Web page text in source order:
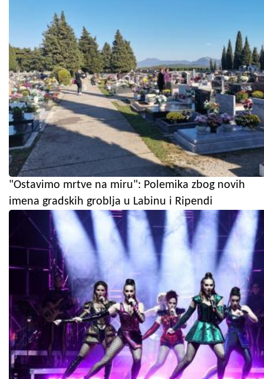
"Ostavimo mrtve na miru": Polemika zbog novih
imena gradskih groblja u Labinu i Ripendi